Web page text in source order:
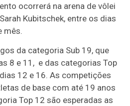
ocorrerá na arena de vôlei
Kubitschek, entre os dias
mês.
da categoria Sub 19, que
8 e 11, e das categorias Top
12 e 16. As competições
de base com até 19 anos
Top 12 são esperadas as